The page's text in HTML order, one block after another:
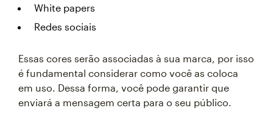
White papers
Redes sociais
Essas cores serão associadas à sua marca, por isso
é fundamental considerar como você as coloca
em uso. Dessa forma, você pode garantir que
enviará a mensagem certa para o seu público.